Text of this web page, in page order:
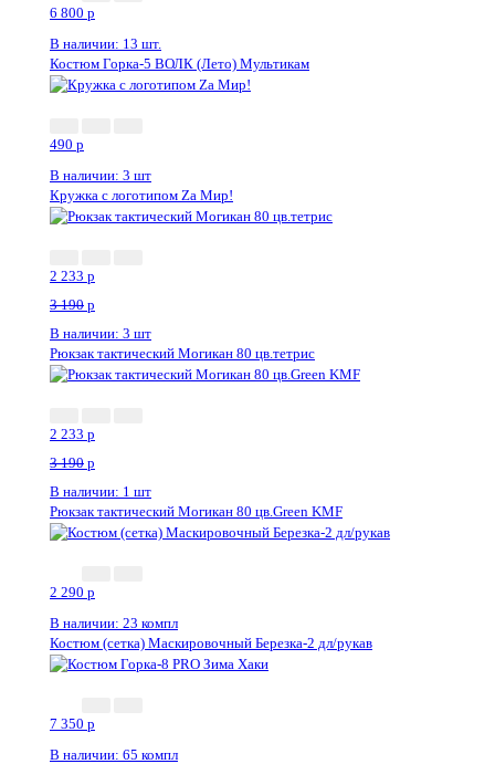
6 800 p
В наличии: 13 шт.
Костюм Горка-5 ВОЛК (Лето) Мультикам
490 p
В наличии: 3 шт
Кружка с логотипом Zа Мир!
2 233 p
3 190 p
В наличии: 3 шт
Рюкзак тактический Могикан 80 цв.тетрис
2 233 p
3 190 p
В наличии: 1 шт
Рюкзак тактический Могикан 80 цв.Green KMF
2 290 p
В наличии: 23 компл
Костюм (сетка) Маскировочный Березка-2 дл/рукав
7 350 p
В наличии: 65 компл